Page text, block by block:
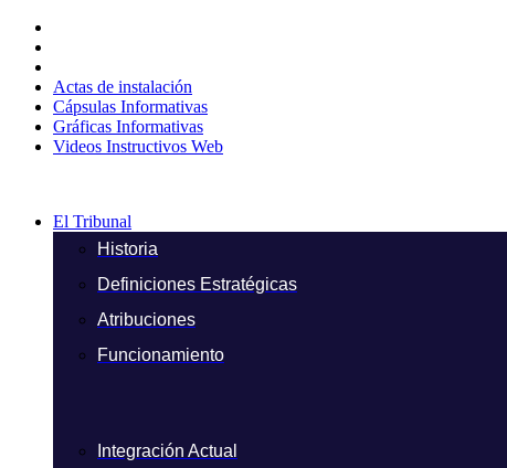
contenido
Actas de instalación
Cápsulas Informativas
Gráficas Informativas
Videos Instructivos Web
El Tribunal
Historia
Definiciones Estratégicas
Atribuciones
Funcionamiento
Integración Actual